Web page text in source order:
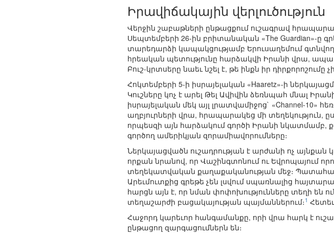
Իրավիճակային վերլուծություն
Վերջին շաբաթների ընթացքում ուշագրավ
Սեպտեմբերի 26-ին բրիտանական «The Guardian»-ը
տարեդարձի կապակցությամբ Երուսաղեմում
հրեական պետությունը հարձակվի Իրանի վրա,
Բուշ-կրտսերը նաեւ նշել է, թե ինքն իր
Հոկտեմբերի 5-ի իսրայելական «Haaretz»-ի
Կուշները կոչ է արել Թել Ավիվին ձեռնպահ մնալ
իսրայելական մեկ այլ լրատվամիջոց` «Channel-10»
աղբյուրների վրա, հրապարակեց մի տեղեկություն,
որպեսզի այն հարձակում գործի Իրանի
գործող ամերիկյան զորամիավորումները։
Ներկայացվածն ուշադրության է արժանի ոչ այնքան
որքան նրանով, որ Վաշինգտոնում ու Եվրոպայում
տեղեկատվական քաղաքականության մեջ։
Արեւմուտքից գրեթե չեն լսվում սպառնալից
հարցն այն է, որ նման փոփոխությունները տեղի են
տեղաշարժի բացակայության պայմաններում։ 1
Հաջորդ կարեւոր հանգամանքը, որի վրա հարկ է
ընթացող զարգացումներն են։